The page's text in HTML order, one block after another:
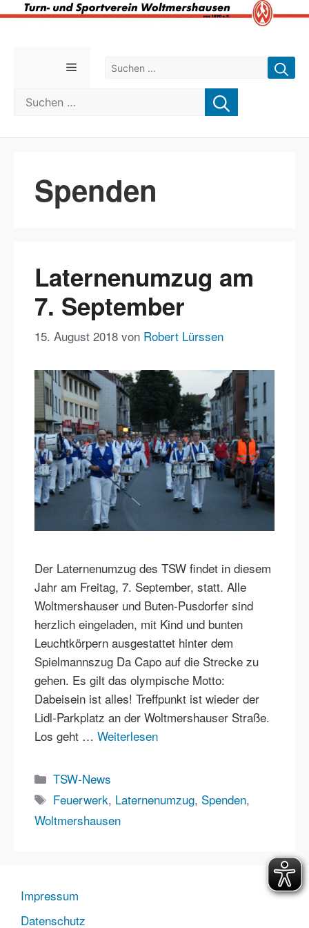
Suchen nach:
Menü
Suchen nach:
Spenden
Laternenumzug am
7. September
15. August 2018 von Robert Lürssen
Der Laternenumzug des TSW findet in diesem
Jahr am Freitag, 7. September, statt. Alle
Woltmershauser und Buten-Pusdorfer sind
herzlich eingeladen, mit Kind und bunten
Leuchtkörpern ausgestattet hinter dem
Spielmannszug Da Capo auf die Strecke zu
gehen. Es gilt das olympische Motto:
Dabeisein ist alles! Treffpunkt ist wieder der
Lidl-Parkplatz an der Woltmershauser Straße.
Los geht … Weiterlesen
Kategorien
TSW-News
Schlagwörter
Feuerwerk, Laternenumzug, Spenden,
Woltmershausen
Impressum
Datenschutz